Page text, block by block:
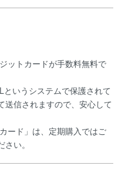
ットカードが手数料無料で
というシステムで保護されて
送信されますので、安心して
ード」は、定期購入ではご
い。